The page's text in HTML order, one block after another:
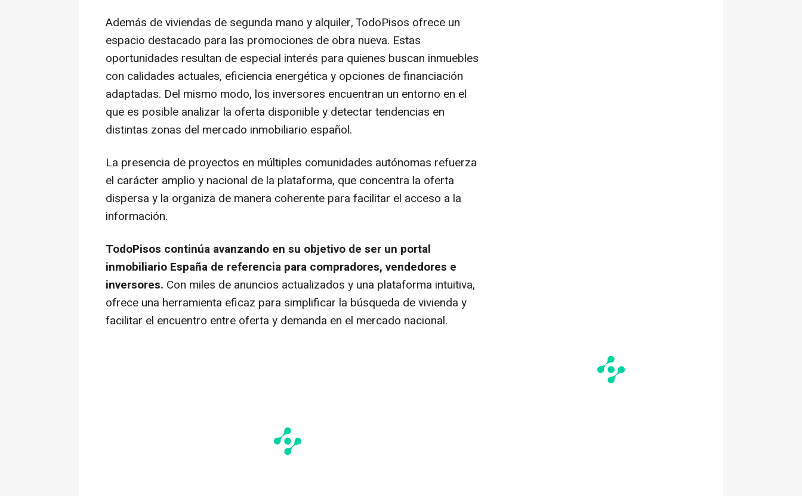
Además de viviendas de segunda mano y alquiler, TodoPisos ofrece un
espacio destacado para las promociones de obra nueva. Estas
oportunidades resultan de especial interés para quienes buscan inmuebles
con calidades actuales, eficiencia energética y opciones de financiación
adaptadas. Del mismo modo, los inversores encuentran un entorno en el
que es posible analizar la oferta disponible y detectar tendencias en
distintas zonas del mercado inmobiliario español.
La presencia de proyectos en múltiples comunidades autónomas refuerza
el carácter amplio y nacional de la plataforma, que concentra la oferta
dispersa y la organiza de manera coherente para facilitar el acceso a la
información.
TodoPisos continúa avanzando en su objetivo de ser un portal
inmobiliario España de referencia para compradores, vendedores e
inversores. Con miles de anuncios actualizados y una plataforma intuitiva,
ofrece una herramienta eficaz para simplificar la búsqueda de vivienda y
facilitar el encuentro entre oferta y demanda en el mercado nacional.